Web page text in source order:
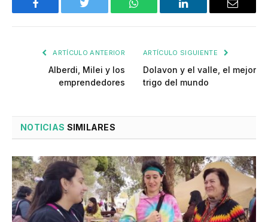
Facebook Twitter WhatsApp LinkedIn Email
ARTÍCULO ANTERIOR
Alberdi, Milei y los
emprendedores
ARTÍCULO SIGUIENTE
Dolavon y el valle, el mejor
trigo del mundo
NOTICIAS SIMILARES